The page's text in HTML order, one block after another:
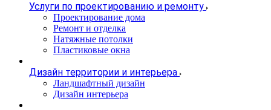
Услуги по проектированию и ремонту
Проектирование дома
Ремонт и отделка
Натяжные потолки
Пластиковые окна
Дизайн территории и интерьера
Ландшафтный дизайн
Дизайн интерьера